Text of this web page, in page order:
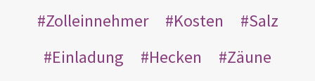
Zolleinnehmer
Kosten
Salz
Einladung
Hecken
Zäune